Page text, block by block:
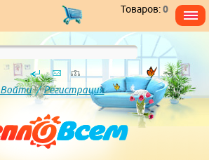
Товаров:0
Войти/Регистрация